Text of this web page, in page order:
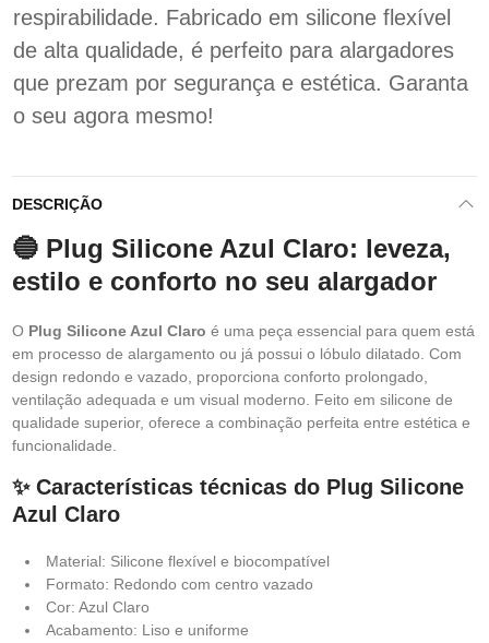
respirabilidade. Fabricado em silicone flexível
de alta qualidade, é perfeito para alargadores
que prezam por segurança e estética. Garanta
o seu agora mesmo!
DESCRIÇÃO
🔵 Plug Silicone Azul Claro: leveza,
estilo e conforto no seu alargador
O Plug Silicone Azul Claro é uma peça essencial para quem está
em processo de alargamento ou já possui o lóbulo dilatado. Com
design redondo e vazado, proporciona conforto prolongado,
ventilação adequada e um visual moderno. Feito em silicone de
qualidade superior, oferece a combinação perfeita entre estética e
funcionalidade.
✨ Características técnicas do Plug Silicone
Azul Claro
Material: Silicone flexível e biocompatível
Formato: Redondo com centro vazado
Cor: Azul Claro
Acabamento: Liso e uniforme